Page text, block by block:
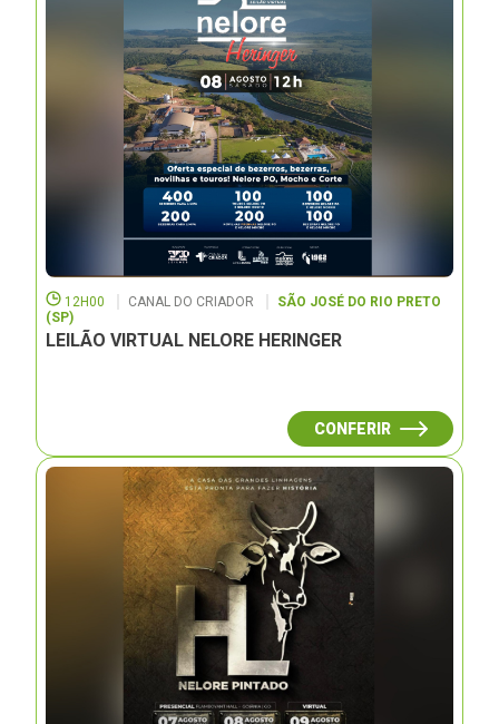
12H00 CANAL DO CRIADOR
SÃO JOSÉ DO RIO PRETO
(SP)
LEILÃO VIRTUAL NELORE HERINGER
CONFERIR